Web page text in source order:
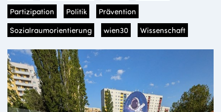
Partizipation
Politik
Prävention
Sozialraumorientierung
wien30 Wissenschaft